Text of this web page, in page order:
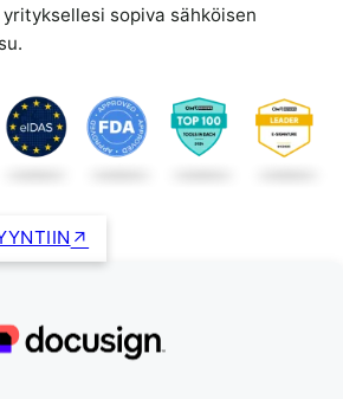
sopiva sähköisen